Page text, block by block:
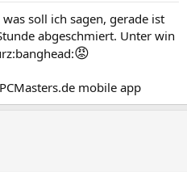
soll ich sagen, gerade ist
abgeschmiert. Unter win
😡
mobile app